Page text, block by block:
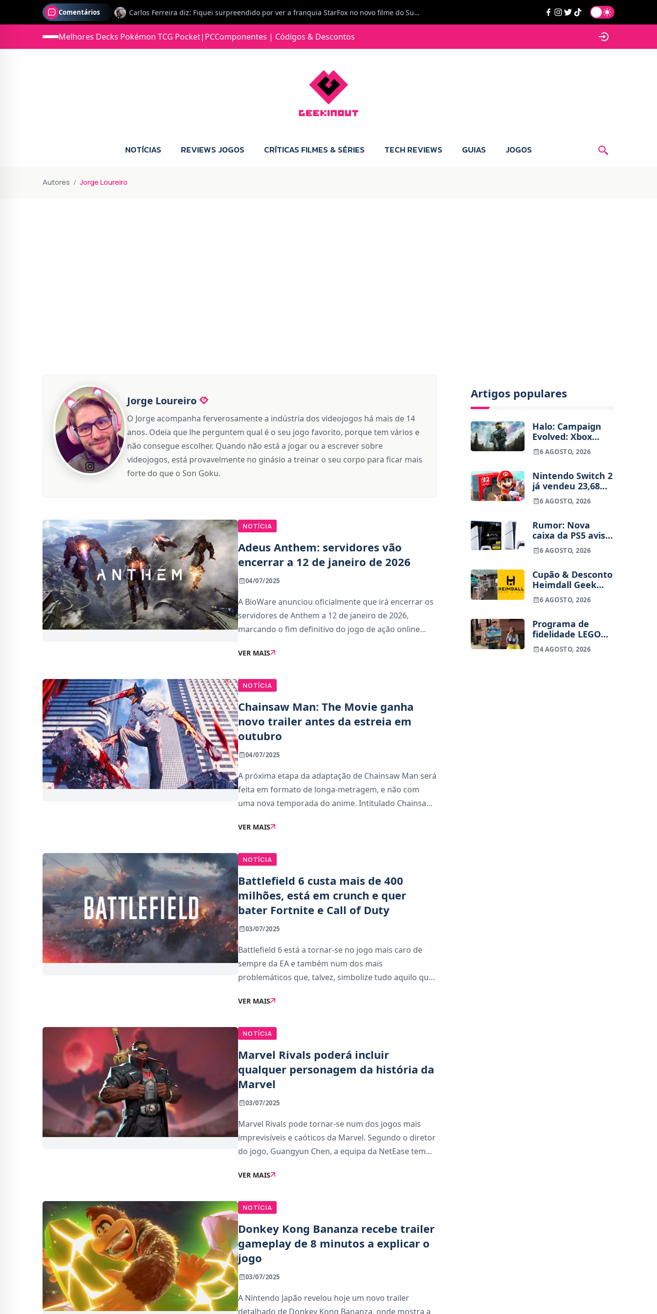
Comentários
Jorge Loureiro | Fearme diz: A versão da Switch 2 tem censura... mas também não perdes muito.
Jonas diz: Estou seriamente com vontade para comprar para a Switch 2 :P
Melhores Decks Pokémon TCG Pocket| PCComponentes | Códigos & Descontos
NOTÍCIAS REVIEWS JOGOS CRÍTICAS FILMES & SÉRIES TECH REVIEWS GUIAS JOGOS
Autores Jorge Loureiro
Jorge Loureiro
O Jorge acompanha ferverosamente a indústria dos videojogos há mais de 14
anos. Odeia que lhe perguntem qual é o seu jogo favorito, porque tem vários e
não consegue escolher. Quando não está a jogar ou a escrever sobre
videojogos, está provavelmente no ginásio a treinar o seu corpo para ficar mais
forte do que o Son Goku.
NOTÍCIA
Adeus Anthem: servidores vão
encerrar a 12 de janeiro de 2026
04/07/2025
A BioWare anunciou oficialmente que irá encerrar os
servidores de Anthem a 12 de janeiro de 2026,
marcando o fim definitivo do jogo de ação online
poderão aceder ao título, mas a partir de hoj
VER MAIS
NOTÍCIA
Chainsaw Man: The Movie ganha
novo trailer antes da estreia em
outubro
04/07/2025
A próxima etapa da adaptação de Chainsaw Man será
feita em formato de longa-metragem, e não com
uma nova temporada do anime. Intitulado Chainsaw
cinemas japoneses a 19 de setembro, com estreia
VER MAIS
NOTÍCIA
Battlefield 6 custa mais de 400
milhões, está em crunch e quer
bater Fortnite e Call of Duty
03/07/2025
Battlefield 6 está a tornar-se no jogo mais caro de
sempre da EA e também num dos mais
problemáticos que, talvez, simbolize tudo aquilo que
videojogos.Segundo uma extensa reportagem da Ars
VER MAIS
NOTÍCIA
Marvel Rivals poderá incluir
qualquer personagem da história da
Marvel
03/07/2025
Marvel Rivals pode tornar-se num dos jogos mais
imprevisíveis e caóticos da Marvel. Segundo o diretor
do jogo, Guangyun Chen, a equipa da NetEase tem
história da Marvel, o que inclui mais de 85 anos
VER MAIS
NOTÍCIA
Donkey Kong Bananza recebe trailer
gameplay de 8 minutos a explicar o
jogo
03/07/2025
A Nintendo Japão revelou hoje um novo trailer
detalhado de Donkey Kong Bananza, onde mostra a
Artigos populares
Halo: Campaign
Evolved: Xbox
despede
funcionários uma
lançamento
6 AGOSTO, 2026
Nintendo Switch 2
já vendeu 23,68
milhões de
unidades e está 4
da Switch original
no mesmo
período
6 AGOSTO, 2026
Rumor: Nova
caixa da PS5 avisa
que os jogos
físicos acabam em
6 AGOSTO, 2026
Cupão & Desconto
Heimdall Geek
Store — Poupa
10%
6 AGOSTO, 2026
Programa de
fidelidade LEGO
Insiders chega
hoje a Portugal –
4 AGOSTO, 2026